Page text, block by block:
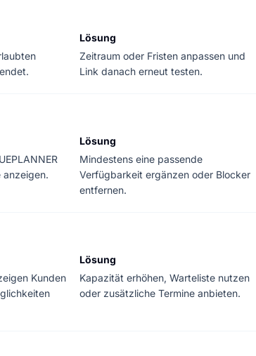
Lösung
Zeitraum oder Fristen anpassen und
Link danach erneut testen.
anzeigen.
Lösung
Mindestens eine passende
Verfügbarkeit ergänzen oder Blocker
entfernen.
Kunden
Lösung
Kapazität erhöhen, Warteliste nutzen
oder zusätzliche Termine anbieten.